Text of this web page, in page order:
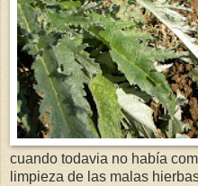
cuando todavia no había
limpieza de las malas